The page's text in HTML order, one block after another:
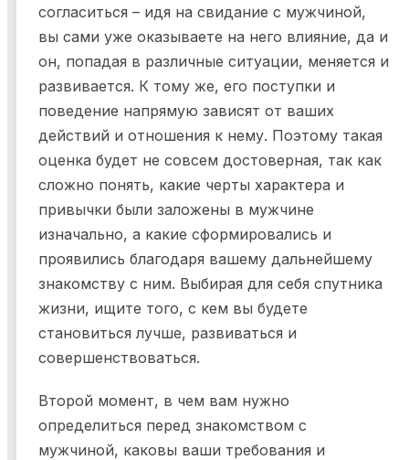
согласиться – идя на свидание с мужчиной,
вы сами уже оказываете на него влияние, да и
он, попадая в различные ситуации, меняется и
развивается. К тому же, его поступки и
поведение напрямую зависят от ваших
действий и отношения к нему. Поэтому такая
оценка будет не совсем достоверная, так как
сложно понять, какие черты характера и
привычки были заложены в мужчине
изначально, а какие сформировались и
проявились благодаря вашему дальнейшему
знакомству с ним. Выбирая для себя спутника
жизни, ищите того, с кем вы будете
становиться лучше, развиваться и
совершенствоваться.
Второй момент, в чем вам нужно
определиться перед знакомством с
мужчиной, каковы ваши требования и